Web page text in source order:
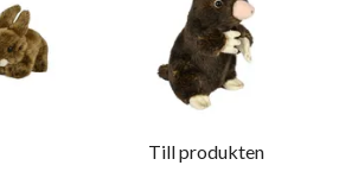
Till produkten